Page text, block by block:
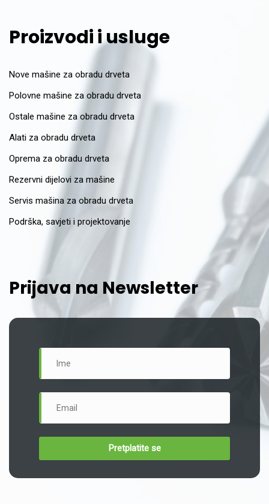
Proizvodi i usluge
Nove mašine za obradu drveta
Polovne mašine za obradu drveta
Ostale mašine za obradu drveta
Alati za obradu drveta
Oprema za obradu drveta
Rezervni dijelovi za mašine
Servis mašina za obradu drveta
Podrška, savjeti i projektovanje
Prijava na Newsletter